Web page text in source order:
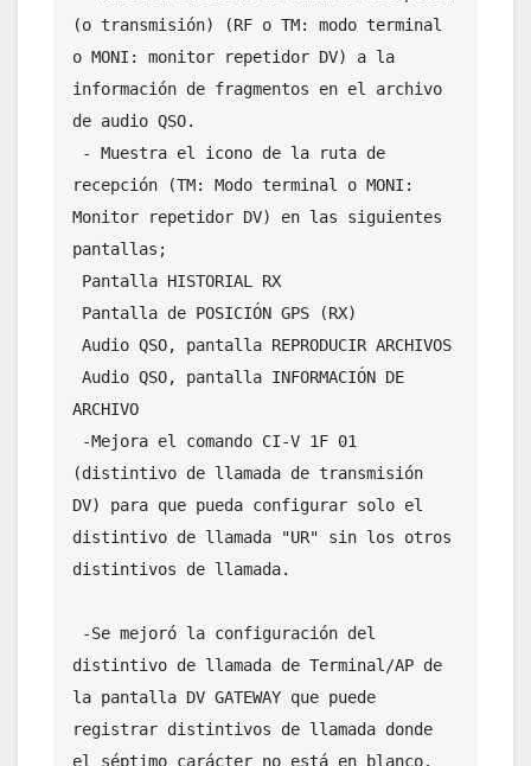
(o transmisión) (RF o TM: modo terminal
o MONI: monitor repetidor DV) a la
información de fragmentos en el archivo
de audio QSO.
recepción (TM: Modo terminal o MONI:
Monitor repetidor DV) en las siguientes
pantallas;
ARCHIVO
(distintivo de llamada de transmisión
DV) para que pueda configurar solo el
distintivo de llamada "UR" sin los otros
distintivos de llamada.
distintivo de llamada de Terminal/AP de
la pantalla DV GATEWAY que puede
registrar distintivos de llamada donde
el séptimo carácter no está en blanco.